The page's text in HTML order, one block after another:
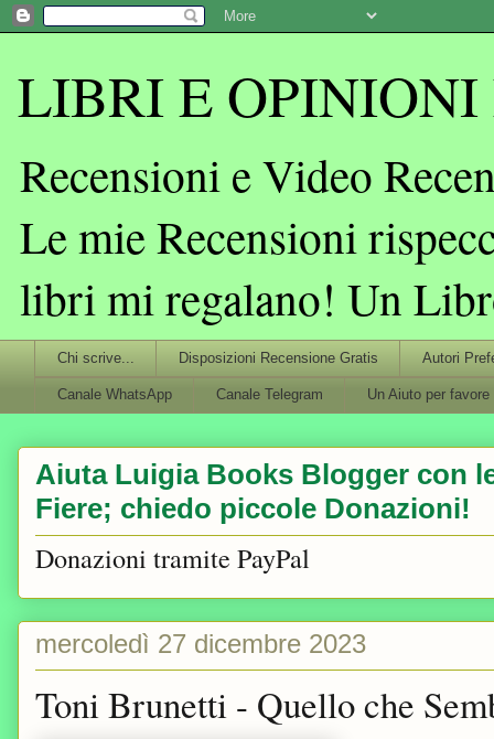
LIBRI E OPINIONI
Recensioni e Video
Le mie Recensioni
libri mi regalano! Un
Chi scrive... Disposizioni Recensione Gratis Autori
Canale WhatsApp Canale Telegram Un Aiuto per favore
Aiuta Luigia Books Blogger con
Fiere; chiedo piccole Donazioni!
Donazioni tramite PayPal
mercoledì 27 dicembre 2023
Toni Brunetti - Quello che